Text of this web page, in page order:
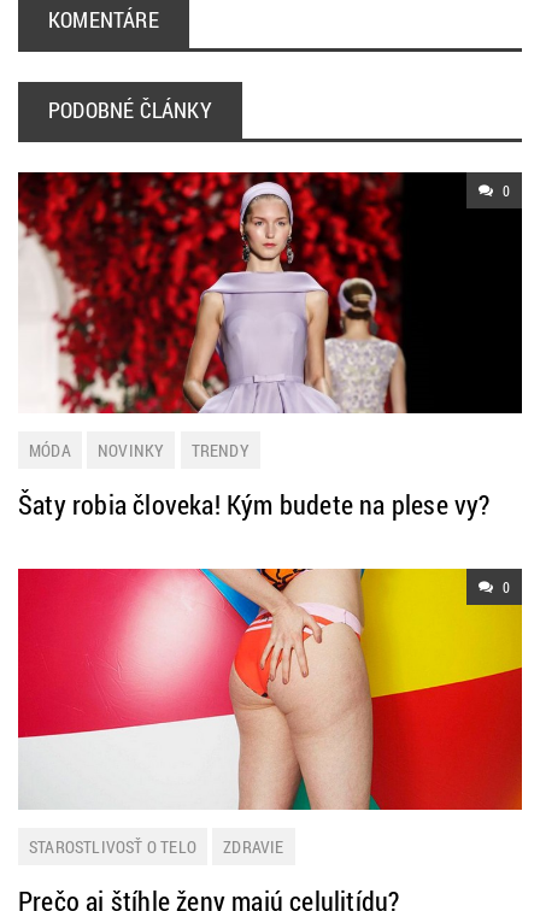
KOMENTÁRE
PODOBNÉ ČLÁNKY
0
MÓDA NOVINKY TRENDY
Šaty robia človeka! Kým budete na plese vy?
0
STAROSTLIVOSŤ O TELO ZDRAVIE
Prečo aj štíhle ženy majú celulitídu?